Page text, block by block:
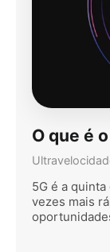
O que é
5G é a
vezes mais